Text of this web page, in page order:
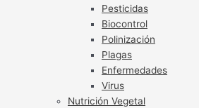
Pesticidas
Biocontrol
Polinización
Plagas
Enfermedades
Virus
Nutrición Vegetal